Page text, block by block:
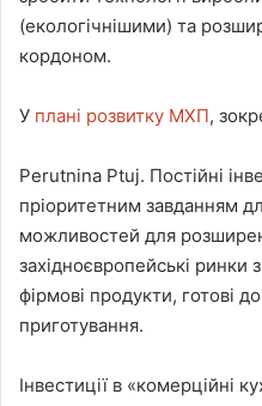
n
X
m
a
(екологічнішими) та
кордоном.
У плані розвитку МХП,
Perutnina Ptuj. Постійні
пріоритетним завданням
можливостей для
західноєвропейські ринки
фірмові продукти, готові
приготування.
Інвестиції в «комерційні